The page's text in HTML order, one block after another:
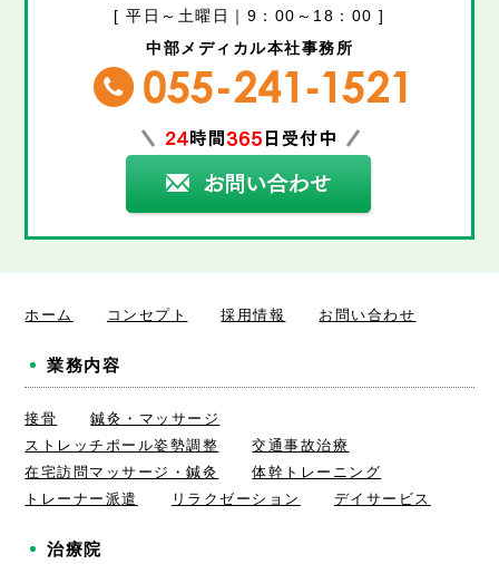
[ 平日～土曜日｜9：00～18：00 ]
中部メディカル本社事務所
ホーム コンセプト 採用情報 お問い合わせ
業務内容
接骨
鍼灸・マッサージ
ストレッチポール姿勢調整
交通事故治療
在宅訪問マッサージ・鍼灸
体幹トレーニング
トレーナー派遣
リラクゼーション デイサービス
治療院